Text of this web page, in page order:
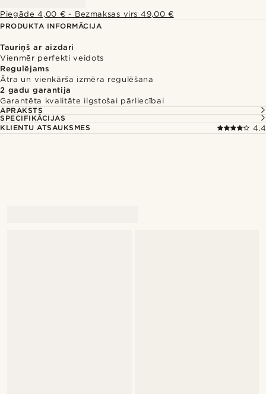
Piegāde 4,00 € - Bezmaksas virs 49,00 €
PRODUKTA INFORMĀCIJA
Tauriņš ar aizdari
Vienmēr perfekti veidots
Regulējams
Ātra un vienkārša izmēra regulēšana
2 gadu garantija
Garantēta kvalitāte ilgstošai pārliecībai
APRAKSTS
SPECIFIKĀCIJAS
KLIENTU ATSAUKSMES
4.4